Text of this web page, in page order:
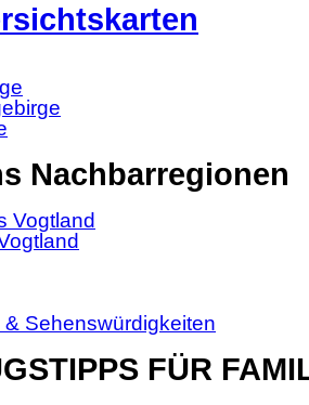
Nachbarregionen
Vogtland
Sehenswürdigkeiten
FÜR